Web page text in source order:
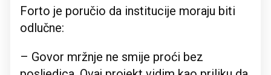
Forto je poručio da institucije moraju biti
odlučne:
– Govor mržnje ne smije proći bez